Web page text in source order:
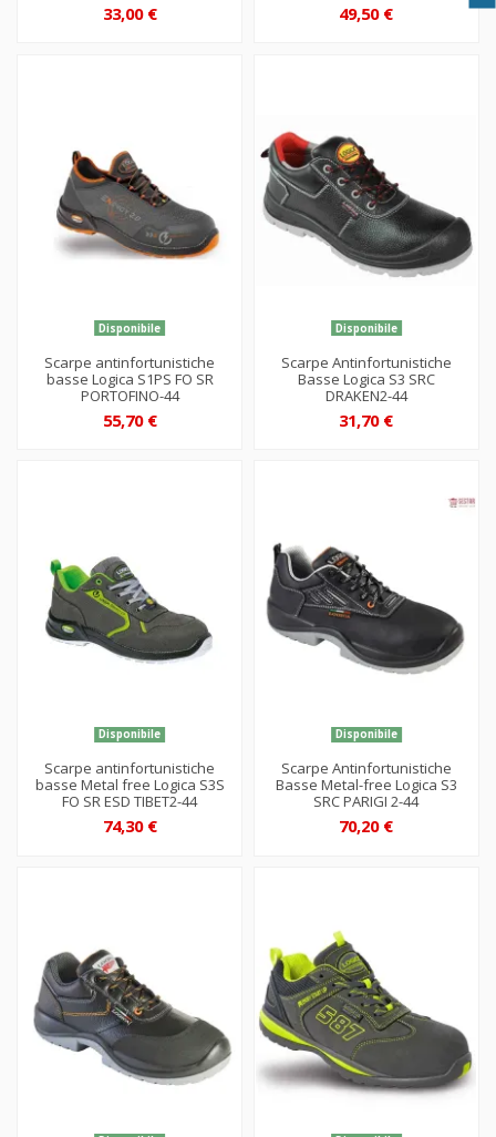
33,00 € 49,50 €
Disponibile
Scarpe antinfortunistiche
basse Logica S1PS FO SR
PORTOFINO-44
55,70 €
Disponibile
Scarpe Antinfortunistiche
Basse Logica S3 SRC
DRAKEN2-44
31,70 €
Disponibile
Scarpe antinfortunistiche
basse Metal free Logica S3S
FO SR ESD TIBET2-44
74,30 €
Disponibile
Scarpe Antinfortunistiche
Basse Metal-free Logica S3
SRC PARIGI 2-44
70,20 €